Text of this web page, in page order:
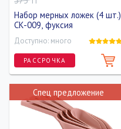
Набор мерных ложек (4 шт.)
CK-009, фуксия
Доступно: много
РАССРОЧКА
Спец предложение